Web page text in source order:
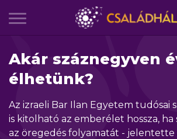
Akár száznegyven
élhetünk?
Az izraeli Bar Ilan Egyetem tudósai
is kitolható az emberélet hossza, ha
az öregedés folyamatát - jelentette